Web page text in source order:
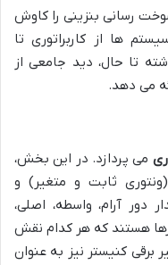
رسانی بنزینی را کاوش
ها از کاربراتوری تا
تا حال، دید جامعی از
می دهد.
می پردازد. در این بخش،
(ونتوری ثابت و متغیر) و
آرام، واسطه، اصلی،
هستند که هر کدام نقش
برقی کنیستر نیز به عنوان